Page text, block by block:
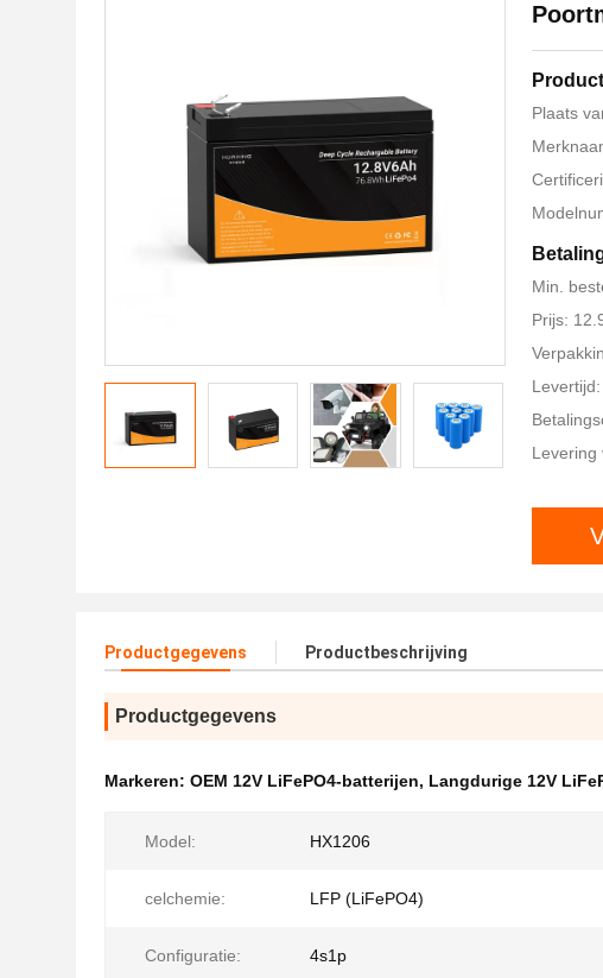
Plaats
Min.
Prijs:
Levering
Productgegevens Productbeschrijving
Productgegevens
Markeren: OEM 12V LiFePO4-batterijen, Langdurige 12V
Model: HX1206
celchemie: LFP (LiFePO4)
Configuratie: 4s1p